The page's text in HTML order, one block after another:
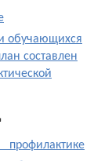
обучающихся
составлен